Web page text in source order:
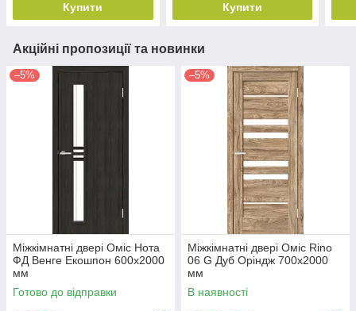
Купити Купити
Акційні пропозиції та новинки
–5%
Міжкімнатні двері Оміс Нота
ФД Венге Екошпон 600х2000
мм
Готово до відправки
–5%
Міжкімнатні двері Оміс Rino
06 G Дуб Оріндж 700х2000
мм
В наявності